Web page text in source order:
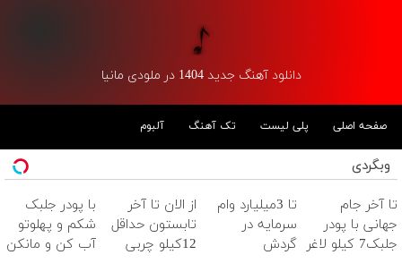
دانلود آهنگ جدید 1404 در ملودی مانیا
صفحه اصلی پلی لیست تک آهنگ آلبوم
وبگردی
تا آخر جام
جهانی با پودر
جلبک7 کیلو لاغر
تا 3میلیارد وام
سرمایه در
گردش
از الان تا آخر
تابستون حداقل
12کیلو چربی
با پودر جلبک
شکم و پهلوتو
آب کن و مانکن